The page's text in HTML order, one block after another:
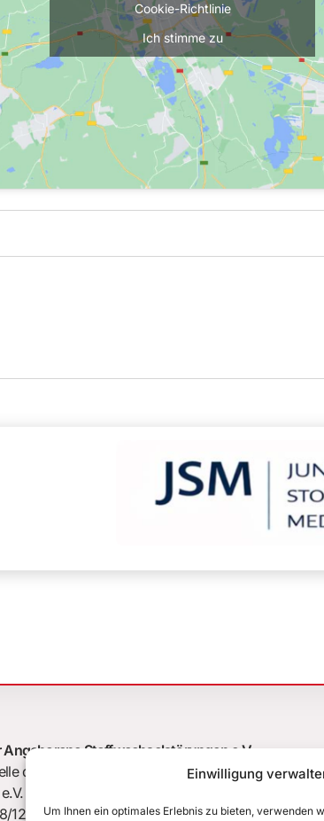
Einwilligung
Um Ihnen ein optimales Erlebnis zu bieten, verwenden
Cookie-Richtlinie
Ich stimme zu
Stoffwechselstörungen e.V.
der Deutschen Gesellschaft für Kinder- und
(DGKJ)
129